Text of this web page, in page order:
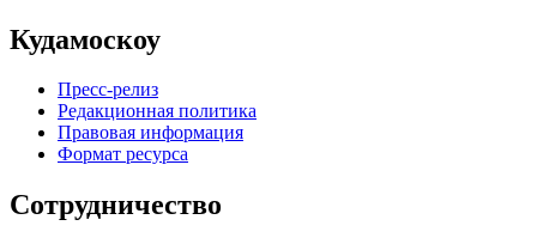
Кудамоскоу
Пресс-релиз
Редакционная политика
Правовая информация
Формат ресурса
Сотрудничество